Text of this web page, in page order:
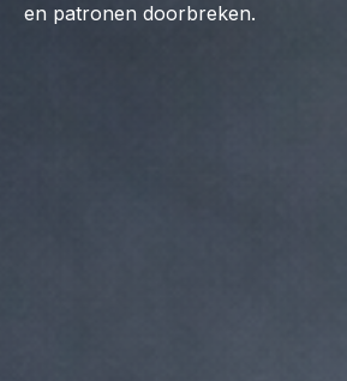
en patronen doorbreken.